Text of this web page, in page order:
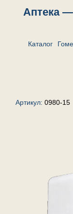
Аптека —
Каталог
Артикул: 0980-15